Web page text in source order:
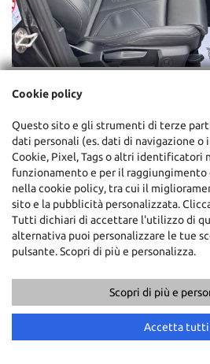
Cookie policy
Questo sito e gli strumenti di terze
dati personali (es. dati di navigazione o
Cookie, Pixel, Tags o altri identificatori
funzionamento e per il
nella cookie policy, tra cui il
sito e la pubblicità personalizzata.
Tutti dichiari di accettare l'utilizzo di
alternativa puoi personalizzare le tue
pulsante. Scopri di più e personalizza.
Scopri di più e
Accetta tutti